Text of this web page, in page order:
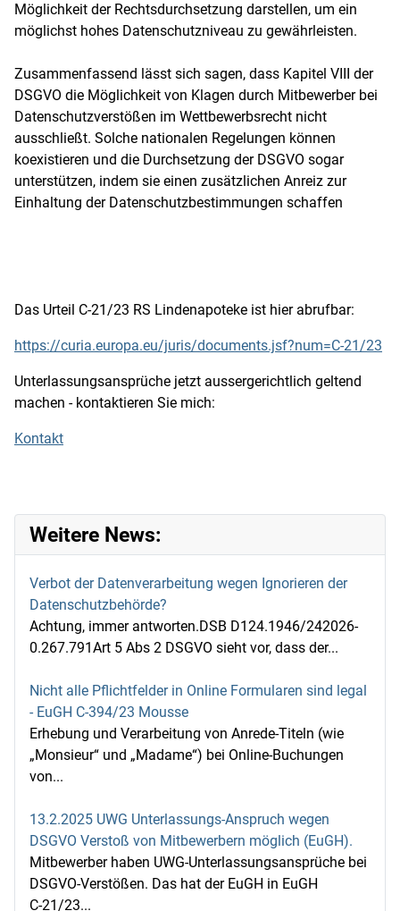
Möglichkeit der Rechtsdurchsetzung darstellen, um ein
möglichst hohes Datenschutzniveau zu gewährleisten.
Zusammenfassend lässt sich sagen, dass Kapitel VIII der
DSGVO die Möglichkeit von Klagen durch Mitbewerber bei
Datenschutzverstößen im Wettbewerbsrecht nicht
ausschließt. Solche nationalen Regelungen können
koexistieren und die Durchsetzung der DSGVO sogar
unterstützen, indem sie einen zusätzlichen Anreiz zur
Einhaltung der Datenschutzbestimmungen schaffen
Das Urteil C-21/23 RS Lindenapoteke ist hier abrufbar:
https://curia.europa.eu/juris/documents.jsf?num=C-21/23
Unterlassungsansprüche jetzt aussergerichtlich geltend
machen - kontaktieren Sie mich:
Kontakt
Weitere News:
Verbot der Datenverarbeitung wegen Ignorieren der
Datenschutzbehörde?
Achtung, immer antworten.DSB D124.1946/242026-
0.267.791Art 5 Abs 2 DSGVO sieht vor, dass der...
Nicht alle Pflichtfelder in Online Formularen sind legal
- EuGH C-394/23 Mousse
Erhebung und Verarbeitung von Anrede-Titeln (wie
„Monsieur“ und „Madame“) bei Online-Buchungen
von...
13.2.2025 UWG Unterlassungs-Anspruch wegen
DSGVO Verstoß von Mitbewerbern möglich (EuGH).
Mitbewerber haben UWG-Unterlassungsansprüche bei
DSGVO-Verstößen. Das hat der EuGH in EuGH
C‑21/23...